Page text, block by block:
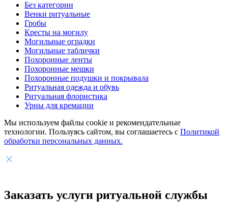
Без категории
Венки ритуальные
Гробы
Кресты на могилу
Могильные оградки
Могильные таблички
Похоронные ленты
Похоронные мешки
Похоронные подушки и покрывала
Ритуальная одежда и обувь
Ритуальная флористика
Урны для кремации
Мы используем файлы cookie и рекомендательные
технологии. Пользуясь сайтом, вы соглашаетесь с Политикой
обработки персональных данных.
Заказать услуги ритуальной службы